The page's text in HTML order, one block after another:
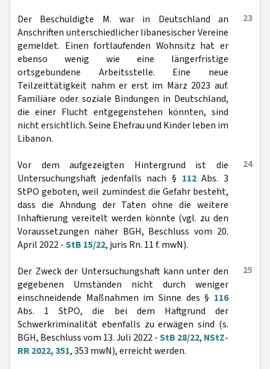
23
Der Beschuldigte M. war in Deutschland an
Anschriften unterschiedlicher libanesischer Vereine
gemeldet. Einen fortlaufenden Wohnsitz hat er
ebenso wenig wie eine längerfristige
ortsgebundene Arbeitsstelle. Eine neue
Teilzeittätigkeit nahm er erst im März 2023 auf.
Familiäre oder soziale Bindungen in Deutschland,
die einer Flucht entgegenstehen könnten, sind
nicht ersichtlich. Seine Ehefrau und Kinder leben im
Libanon.
24
Vor dem aufgezeigten Hintergrund ist die
Untersuchungshaft jedenfalls nach § 112Abs. 3
StPO geboten, weil zumindest die Gefahr besteht,
dass die Ahndung der Taten ohne die weitere
Inhaftierung vereitelt werden könnte (vgl. zu den
Voraussetzungen näher BGH, Beschluss vom 20.
April 2022 -StB 15/22, juris Rn. 11 f. mwN).
25
Der Zweck der Untersuchungshaft kann unter den
gegebenen Umständen nicht durch weniger
einschneidende Maßnahmen im Sinne des § 116
Abs. 1 StPO, die bei dem Haftgrund der
Schwerkriminalität ebenfalls zu erwägen sind (s.
BGH, Beschluss vom 13. Juli 2022 -StB 28/22, NStZ-
RR 2022, 351, 353 mwN), erreicht werden.